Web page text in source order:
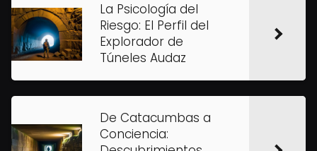
La Psicología del
Riesgo: El Perfil del
Explorador de
Túneles Audaz
De Catacumbas a
Conciencia: